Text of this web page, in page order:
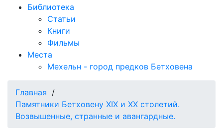
Библиотека
Статьи
Книги
Фильмы
Места
Мехельн - город предков Бетховена
Главная /
Памятники Бетховену XIX и XX столетий.
Возвышенные, странные и авангардные.